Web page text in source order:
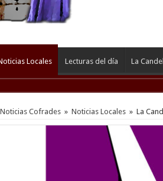
Locales Lecturas del día La
Noticias Cofrades » Noticias Locales » La